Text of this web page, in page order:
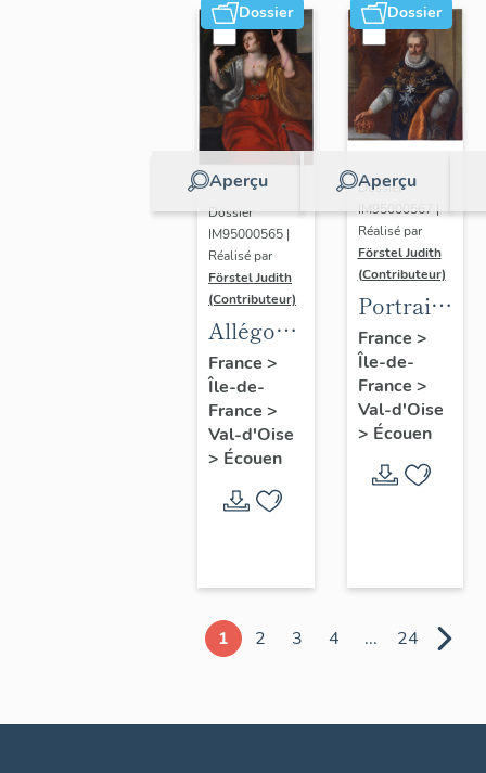
Dossier
Aperçu
Dossier
IM95000565 |
Réalisé par
Förstel Judith
(Contributeur)
Allégories
du
Toucher
et de la
Vue.
France >
Île-de-
France >
Val-d'Oise
> Écouen
Dossier
Aperçu
Dossier
IM95000567 |
Réalisé par
Förstel Judith
(Contributeur)
Portrait
du roi
Henri IV
France >
Île-de-
France >
Val-d'Oise
> Écouen
1 2 3 4 ... 24